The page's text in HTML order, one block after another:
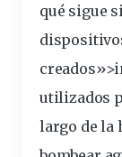
qué sigue
utilizados
largo de la